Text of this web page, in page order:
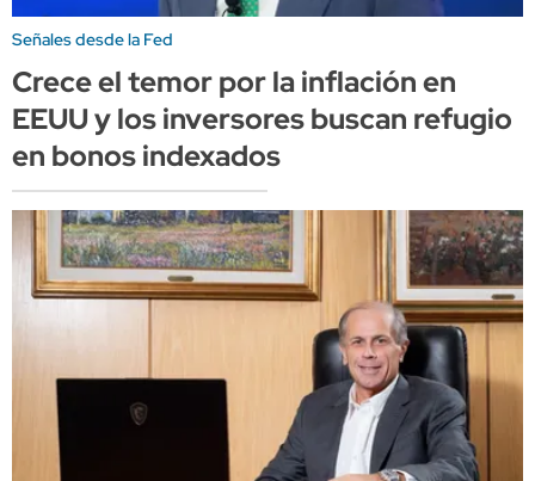
Señales desde la Fed
Crece el temor por la inflación en
EEUU y los inversores buscan refugio
en bonos indexados